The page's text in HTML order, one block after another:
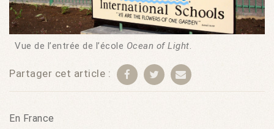
Vue de l’entrée de l’école Ocean of Light.
Partager cet article :
En France